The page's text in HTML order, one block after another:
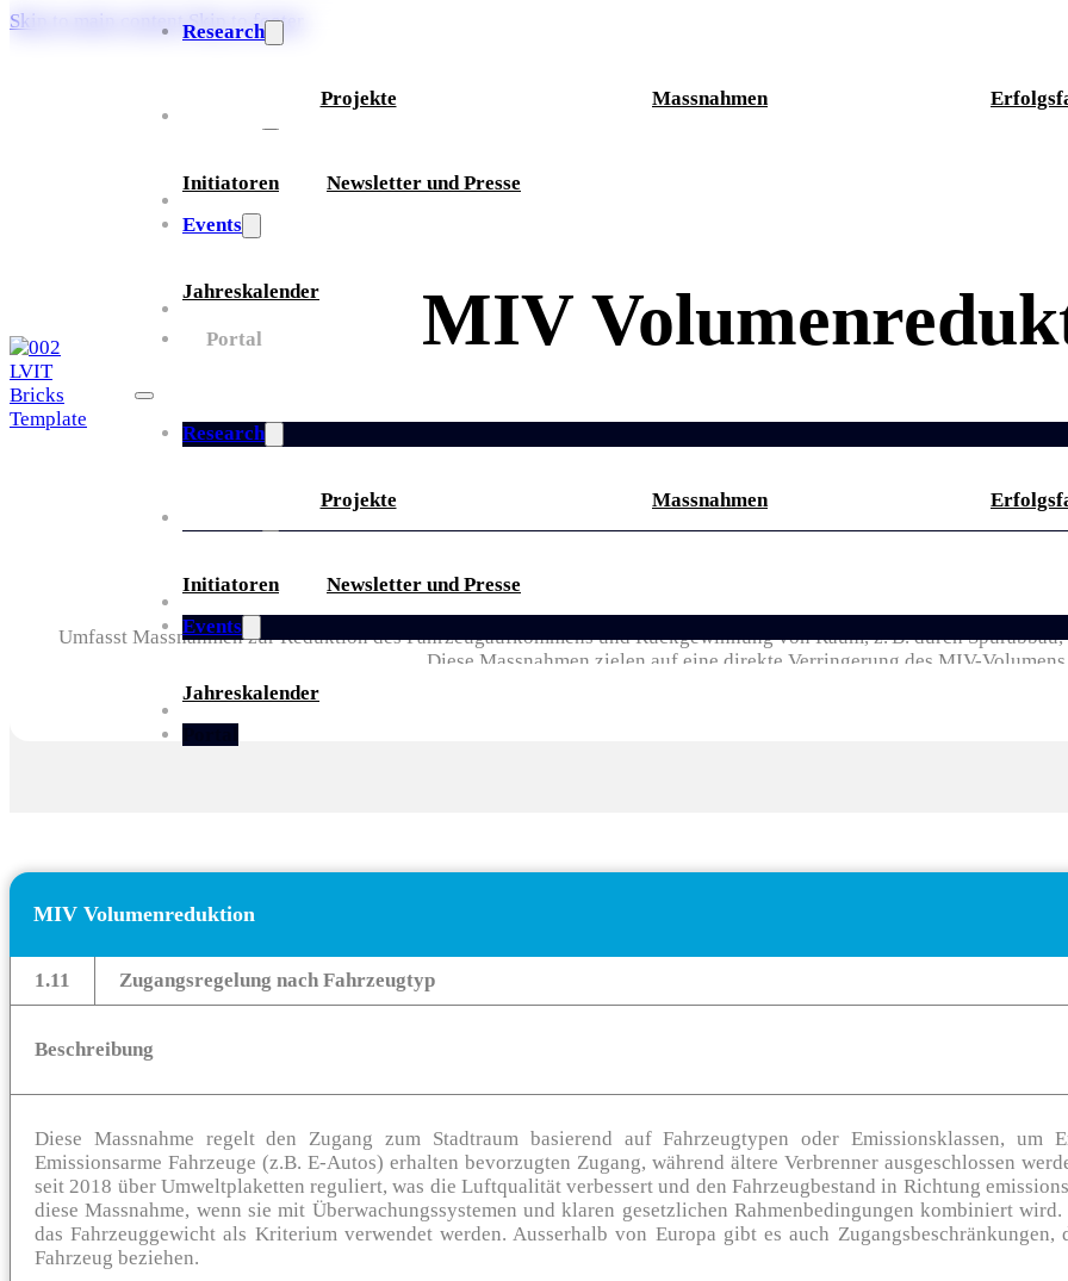
Skip to main content Skip to footer
Research
Projekte Massnahmen
Initiatoren Newsletter und Presse
Events
Jahreskalender
Portal
Research
Projekte Massnahmen
Initiatoren Newsletter und Presse
Events
Jahreskalender
MIV
Umfasst Massnahmen zur Reduktion des Fahrzeugaufkommens und Rückgewinnung von Raum, z. B. durch
Diese Massnahmen zielen auf eine direkte Verringerung des MIV-Volumens
MIV Volumenreduktion
1.11 Zugangsregelung nach Fahrzeugtyp
Beschreibung
Diese Massnahme regelt den Zugang zum Stadtraum basierend auf Fahrzeugtypen oder Emissionsklassen, um
Emissionsarme Fahrzeuge (z.B. E-Autos) erhalten bevorzugten Zugang, während ältere Verbrenner ausgeschlossen
seit 2018 über Umweltplaketten reguliert, was die Luftqualität verbessert und den Fahrzeugbestand in Richtung
diese Massnahme, wenn sie mit Überwachungssystemen und klaren gesetzlichen Rahmenbedingungen kombiniert
das Fahrzeuggewicht als Kriterium verwendet werden. Ausserhalb von Europa gibt es auch
Fahrzeug beziehen.